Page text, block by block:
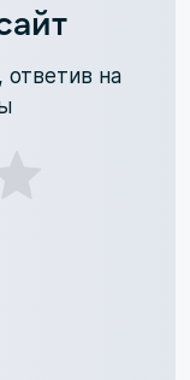
ответив на